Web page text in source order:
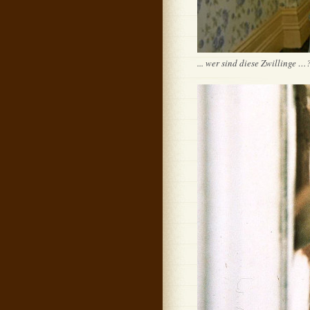
... wer sind diese Zwillinge